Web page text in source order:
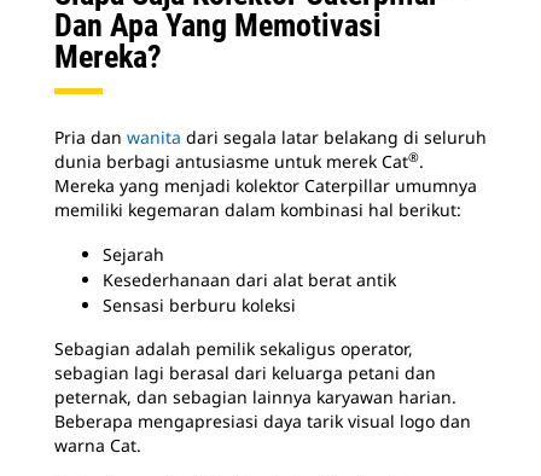
Dan Apa Yang Memotivasi
Mereka?
Pria dan wanita dari segala latar belakang di seluruh
dunia berbagi antusiasme untuk merek Cat®.
Mereka yang menjadi kolektor Caterpillar umumnya
memiliki kegemaran dalam kombinasi hal berikut:
Sejarah
Kesederhanaan dari alat berat antik
Sensasi berburu koleksi
Sebagian adalah pemilik sekaligus operator,
sebagian lagi berasal dari keluarga petani dan
peternak, dan sebagian lainnya karyawan harian.
Beberapa mengapresiasi daya tarik visual logo dan
warna Cat.